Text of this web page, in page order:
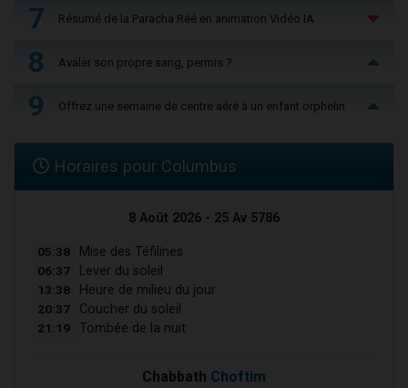
7 Résumé de la Paracha Réé en animation Vidéo IA
8 Avaler son propre sang, permis ?
9 Offrez une semaine de centre aéré à un enfant orphelin
Horaires pour Columbus
8 Août 2026 - 25 Av 5786
05:38 Mise des Téfilines
06:37 Lever du soleil
13:38 Heure de milieu du jour
20:37 Coucher du soleil
21:19 Tombée de la nuit
Chabbath Choftim